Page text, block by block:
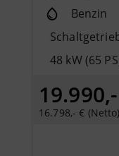
Benzin
48 kW (65
16.798,- €